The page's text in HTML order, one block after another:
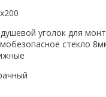
уголок для
стекло